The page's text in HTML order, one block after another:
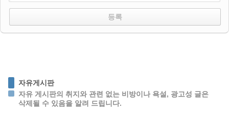
자유게시판
자유 게시판의 취지와 관련 없는 비방이나 욕설, 광고성 글은
삭제될 수 있음을 알려 드립니다.